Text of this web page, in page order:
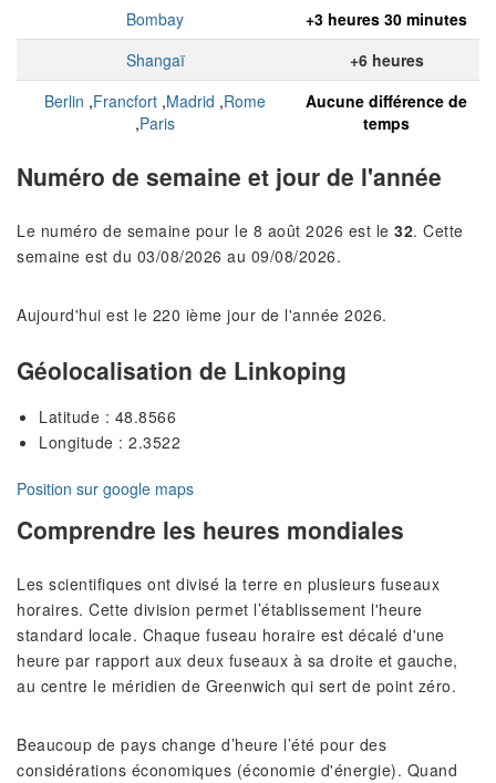
Bombay
+3 heures 30 minutes
Shangaï
+6 heures
Berlin ,Francfort ,Madrid ,Rome
,Paris
Aucune différence de
temps
Numéro de semaine et jour de l'année
Le numéro de semaine pour le 8 août 2026 est le 32. Cette
semaine est du 03/08/2026 au 09/08/2026.
Aujourd'hui est le 220 ième jour de l'année 2026.
Géolocalisation de Linkoping
Latitude : 48.8566
Longitude : 2.3522
Position sur google maps
Comprendre les heures mondiales
Les scientifiques ont divisé la terre en plusieurs fuseaux
horaires. Cette division permet l’établissement l'heure
standard locale. Chaque fuseau horaire est décalé d'une
heure par rapport aux deux fuseaux à sa droite et gauche,
au centre le méridien de Greenwich qui sert de point zéro.
Beaucoup de pays change d’heure l’été pour des
considérations économiques (économie d'énergie). Quand